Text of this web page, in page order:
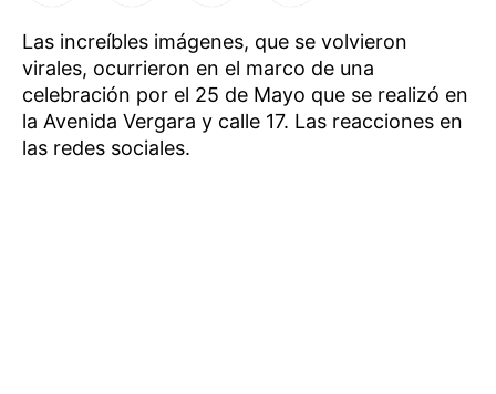
Las increíbles imágenes, que se volvieron
virales, ocurrieron en el marco de una
celebración por el 25 de Mayo que se realizó en
la Avenida Vergara y calle 17. Las reacciones en
las redes sociales.